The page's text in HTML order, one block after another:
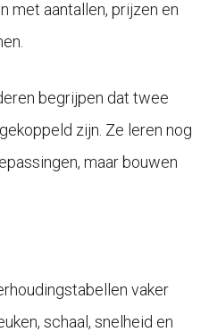
met aantallen, prijzen en
begrijpen dat twee
zijn. Ze leren nog
maar bouwen
vaker
schaal, snelheid en